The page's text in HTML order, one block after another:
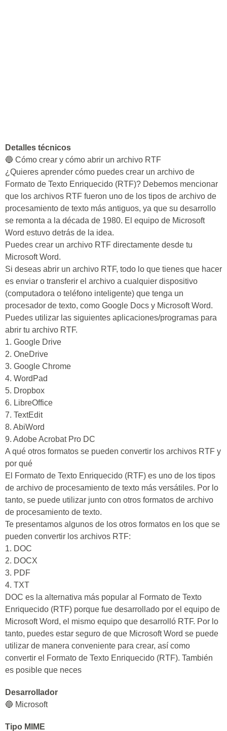
Detalles técnicos
🔵 Cómo crear y cómo abrir un archivo RTF
¿Quieres aprender cómo puedes crear un archivo de
Formato de Texto Enriquecido (RTF)? Debemos mencionar
que los archivos RTF fueron uno de los tipos de archivo de
procesamiento de texto más antiguos, ya que su desarrollo
se remonta a la década de 1980. El equipo de Microsoft
Word estuvo detrás de la idea.
Puedes crear un archivo RTF directamente desde tu
Microsoft Word.
Si deseas abrir un archivo RTF, todo lo que tienes que hacer
es enviar o transferir el archivo a cualquier dispositivo
(computadora o teléfono inteligente) que tenga un
procesador de texto, como Google Docs y Microsoft Word.
Puedes utilizar las siguientes aplicaciones/programas para
abrir tu archivo RTF.
1. Google Drive
2. OneDrive
3. Google Chrome
4. WordPad
5. Dropbox
6. LibreOffice
7. TextEdit
8. AbiWord
9. Adobe Acrobat Pro DC
A qué otros formatos se pueden convertir los archivos RTF y
por qué
El Formato de Texto Enriquecido (RTF) es uno de los tipos
de archivo de procesamiento de texto más versátiles. Por lo
tanto, se puede utilizar junto con otros formatos de archivo
de procesamiento de texto.
Te presentamos algunos de los otros formatos en los que se
pueden convertir los archivos RTF:
1. DOC
2. DOCX
3. PDF
4. TXT
DOC es la alternativa más popular al Formato de Texto
Enriquecido (RTF) porque fue desarrollado por el equipo de
Microsoft Word, el mismo equipo que desarrolló RTF. Por lo
tanto, puedes estar seguro de que Microsoft Word se puede
utilizar de manera conveniente para crear, así como
convertir el Formato de Texto Enriquecido (RTF). También
es posible que neces
Desarrollador
🔵 Microsoft
Tipo MIME